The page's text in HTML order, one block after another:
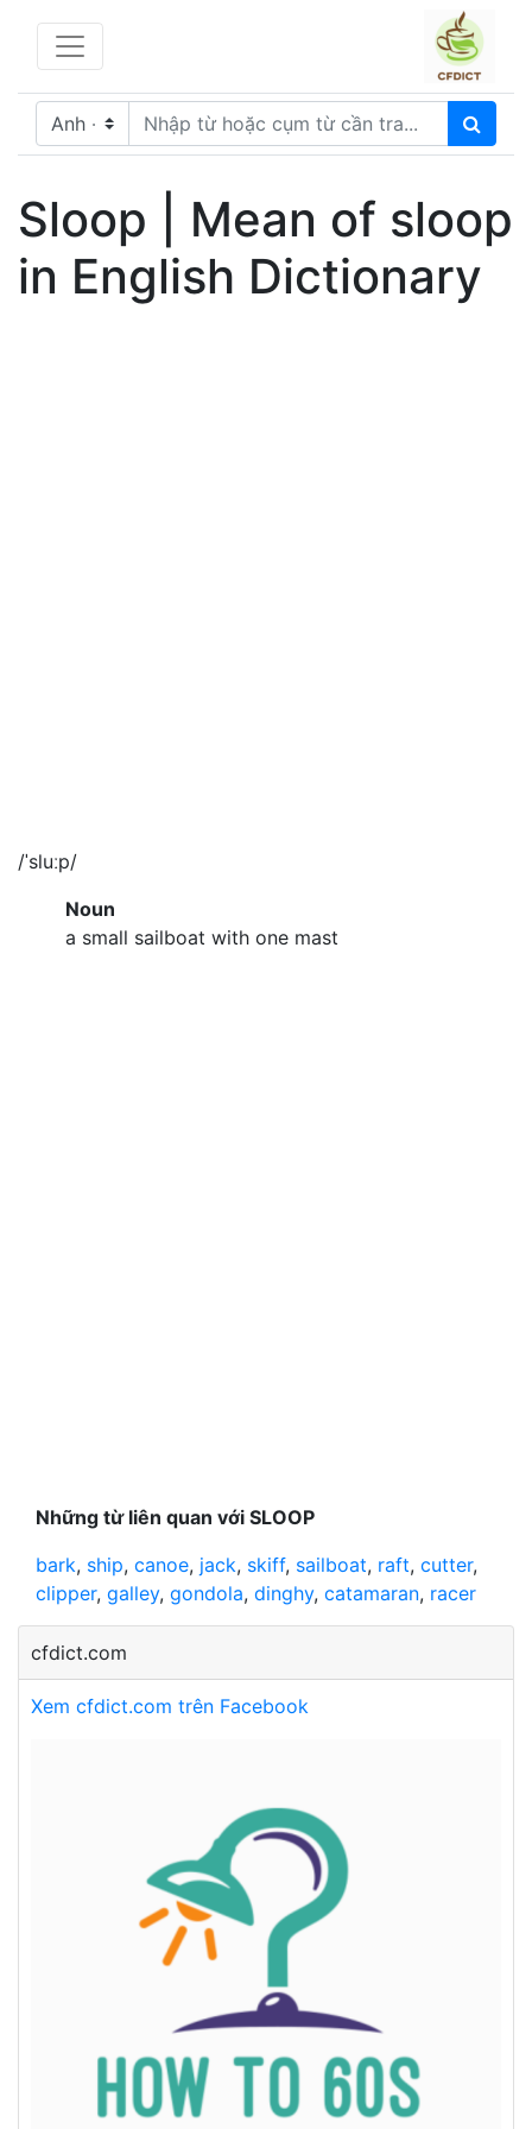
Sloop | Mean of sloop
in English Dictionary
/ˈsluːp/
Noun
a small sailboat with one mast
Những từ liên quan với SLOOP
bark, ship, canoe, jack, skiff, sailboat, raft, cutter,
clipper, galley, gondola, dinghy, catamaran, racer
cfdict.com
Xem cfdict.com trên Facebook